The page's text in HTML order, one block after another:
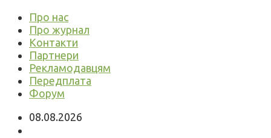
Про нас
Про журнал
Контакти
Партнери
Рекламодавцям
Передплата
Форум
08.08.2026